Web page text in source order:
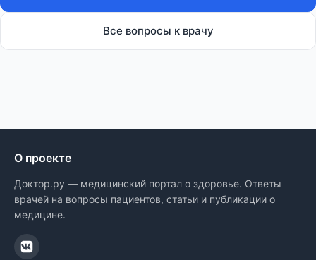
Все вопросы к врачу
О проекте
Доктор.ру — медицинский портал о здоровье. Ответы
врачей на вопросы пациентов, статьи и публикации о
медицине.